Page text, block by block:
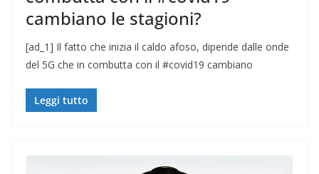
cambiano le stagioni?
[ad_1] Il fatto che inizia il caldo afoso, dipende dalle onde
del 5G che in combutta con il #covid19 cambiano
Leggi tutto